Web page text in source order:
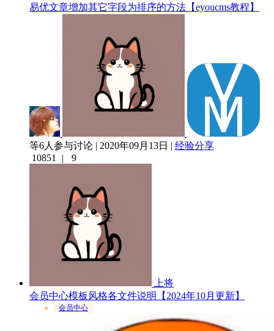
易优文章增加其它字段为排序的方法【eyoucms教程】
等6人参与讨论 | 2020年09月13日 | 经验分享
10851
| 9
上将
会员中心模板风格各文件说明【2024年10月更新】
会员中心